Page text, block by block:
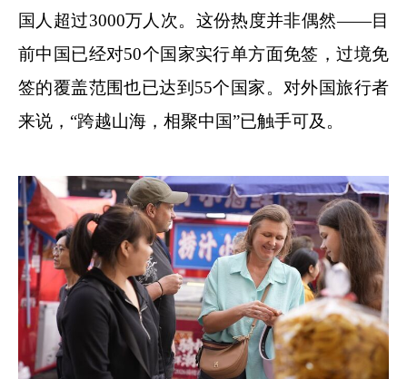
国人超过3000万人次。这份热度并非偶然——目
前中国已经对50个国家实行单方面免签，过境免
签的覆盖范围也已达到55个国家。对外国旅行者
来说，“跨越山海，相聚中国”已触手可及。